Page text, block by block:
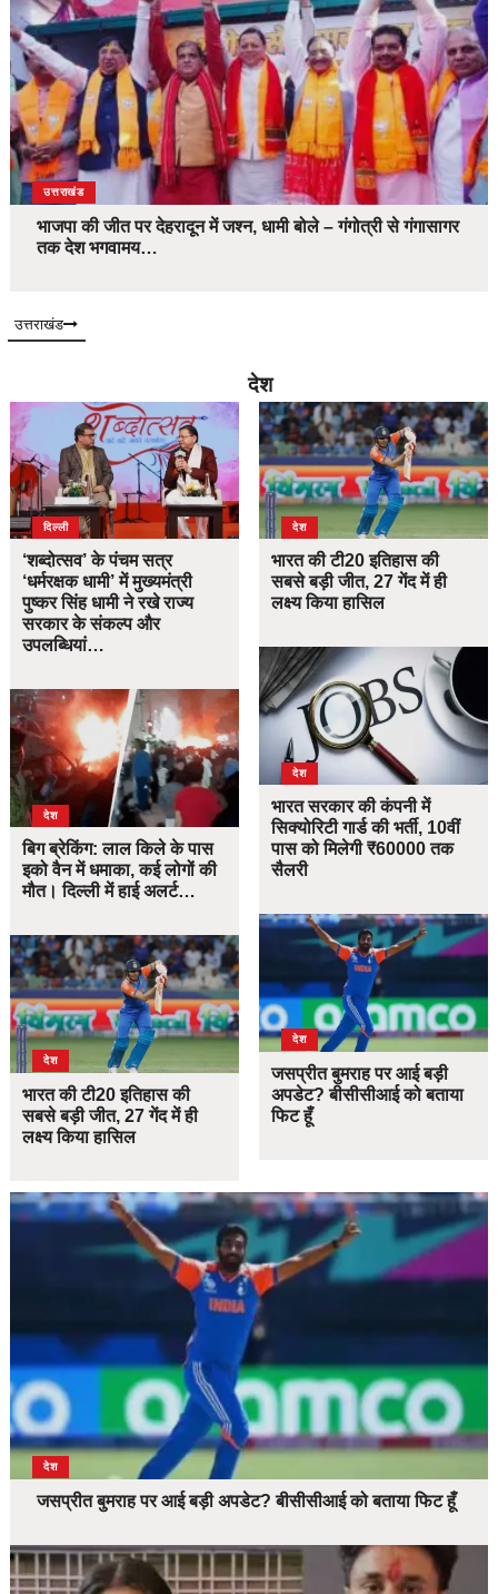
उत्तराखंड
भाजपा की जीत पर देहरादून में जश्न, धामी बोले – गंगोत्री से गंगासागर
तक देश भगवामय…
उत्तराखंड
देश
दिल्ली
‘शब्दोत्सव’ के पंचम सत्र
‘धर्मरक्षक धामी’ में मुख्यमंत्री
पुष्कर सिंह धामी ने रखे राज्य
सरकार के संकल्प और
उपलब्धियां…
देश
बिग ब्रेकिंग: लाल किले के पास
इको वैन में धमाका, कई लोगों की
मौत। दिल्ली में हाई अलर्ट…
देश
भारत की टी20 इतिहास की
सबसे बड़ी जीत, 27 गेंद में ही
लक्ष्य किया हासिल
देश
भारत की टी20 इतिहास की
सबसे बड़ी जीत, 27 गेंद में ही
लक्ष्य किया हासिल
देश
भारत सरकार की कंपनी में
सिक्योरिटी गार्ड की भर्ती, 10वीं
पास को मिलेगी ₹60000 तक
सैलरी
देश
जसप्रीत बुमराह पर आई बड़ी
अपडेट? बीसीसीआई को बताया
फिट हूँ
देश
जसप्रीत बुमराह पर आई बड़ी अपडेट? बीसीसीआई को बताया फिट हूँ